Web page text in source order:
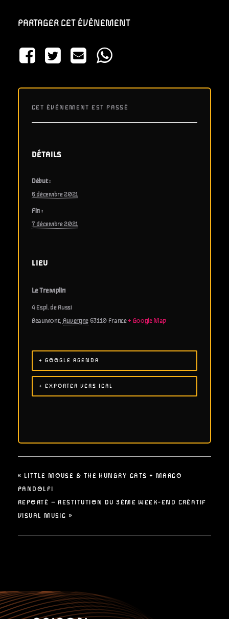
PARTAGER CET ÉVÈNEMENT
CET ÉVÈNEMENT EST PASSÉ
DÉTAILS
Début :
6 décembre 2021
Fin :
7 décembre 2021
LIEU
Le Tremplin
4 Espl. de Russi
Beaumont, Auvergne 63110 France + Google Map
+ GOOGLE AGENDA
+ EXPORTER VERS ICAL
« LITTLE MOUSE & THE HUNGRY CATS + MARCO
PANDOLFI
REPORTÉ – RESTITUTION DU 3ÈME WEEK-END CRÉATIF
VISUAL MUSIC »